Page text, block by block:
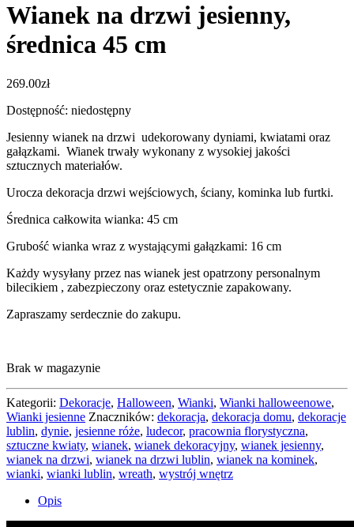
Wianek na drzwi jesienny,
średnica 45 cm
269.00zł
Dostępność: niedostępny
Jesienny wianek na drzwi udekorowany dyniami, kwiatami oraz
gałązkami. Wianek trwały wykonany z wysokiej jakości
sztucznych materiałów.
Urocza dekoracja drzwi wejściowych, ściany, kominka lub furtki.
Średnica całkowita wianka: 45 cm
Grubość wianka wraz z wystającymi gałązkami: 16 cm
Każdy wysyłany przez nas wianek jest opatrzony personalnym
bilecikiem , zabezpieczony oraz estetycznie zapakowany.
Zapraszamy serdecznie do zakupu.
Brak w magazynie
Kategorii: Dekoracje, Halloween, Wianki, Wianki halloweenowe,
Wianki jesienne Znaczników: dekoracja, dekoracja domu, dekoracje
lublin, dynie, jesienne róże, ludecor, pracownia florystyczna,
sztuczne kwiaty, wianek, wianek dekoracyjny, wianek jesienny,
wianek na drzwi, wianek na drzwi lublin, wianek na kominek,
wianki, wianki lublin, wreath, wystrój wnętrz
Opis